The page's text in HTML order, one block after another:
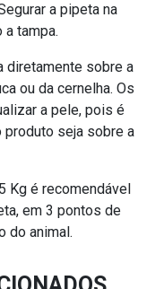
a pipeta na
tampa.
diretamente sobre a
ou da cernelha. Os
a pele, pois é
produto seja sobre a
Kg é recomendável
em 3 pontos de
do animal.